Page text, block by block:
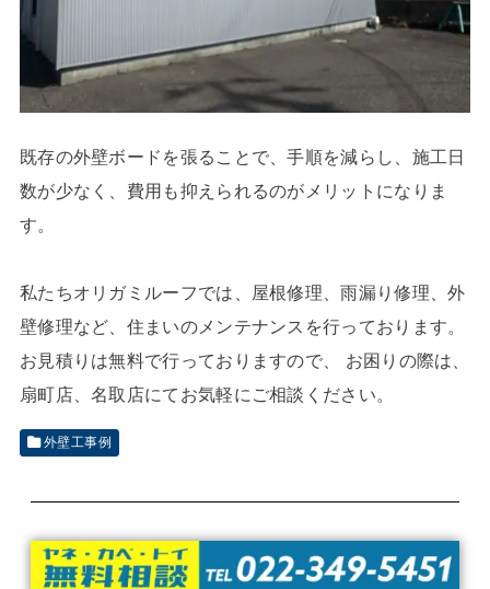
既存の外壁ボードを張ることで、手順を減らし、施工日
数が少なく、費用も抑えられるのがメリットになりま
す。
私たちオリガミルーフでは、屋根修理、雨漏り修理、外
壁修理など、住まいのメンテナンスを行っております。
お見積りは無料で行っておりますので、 お困りの際は、
扇町店、名取店にてお気軽にご相談ください。
外壁工事例